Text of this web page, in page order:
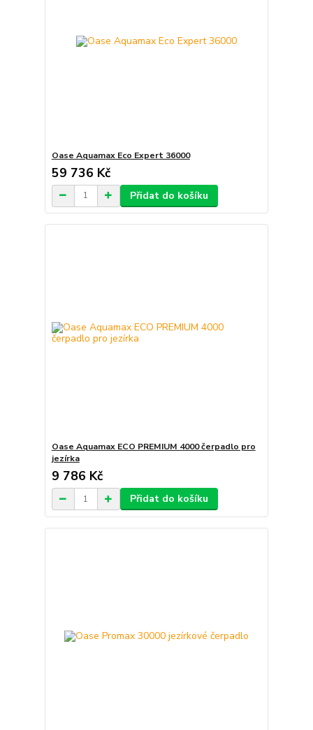
Oase Aquamax Eco Expert 36000
59 736 Kč
Přidat do košíku
Oase Aquamax ECO PREMIUM 4000 čerpadlo pro
jezírka
9 786 Kč
Přidat do košíku